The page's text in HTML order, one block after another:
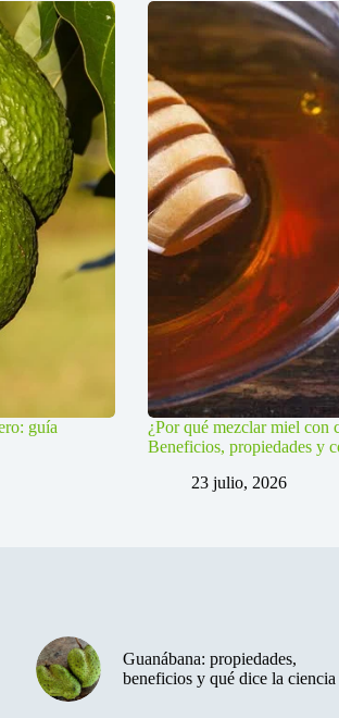
guía
¿Por qué mezclar miel con
Beneficios, propiedades y
23 julio, 2026
Guanábana: propiedades,
beneficios y qué dice la ciencia